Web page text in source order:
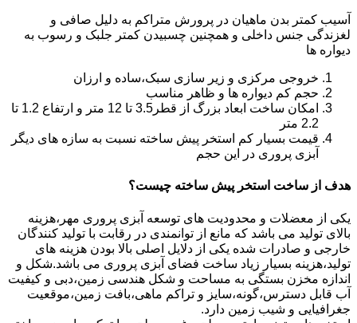
آسیب کمتر بدن ماهیان در پرورش متراکم به دلیل صافی و
لغزندگی جنس داخلی و همچنین چسبیدن کمتر جلبک و رسوب به
دیواره ها
خروجی مرکزی و زیر سازی سبک،ساده و ارزان
حجم کم دیواره ها و ظاهر مناسب
امکان ساخت ابعاد بزرگ از قطر3.5 تا 12 متر و ارتفاع 1.2 تا
2.2 متر
قیمت بسیار کم استخر پیش ساخته نسبت به سازه های دیگر
آبزی پروری در این حجم
هدف از ساخت استخر پیش ساخته چیست؟
یکی از معضلات و محدودیت های توسعه آبزی پروری مهر،هزینه
بالای تولید می باشد که مانع از توانمندی در رقابت با تولید کنندگان
خارجی و صادرات شده یکی از دلایل اصلی بالا بودن هزینه های
تولید،هزینه بسیار زیاد ساخت فضای آبزی پروری می باشد.شکل و
اندازه مخزن بستگی به مساحت و شکل هندسی زمین،دبی و کیفیت
آب قابل دسترس،گونه،سایز و تراکم ماهی،بافت زمین،موقعیت
جغرافیایی و شیب زمین دارد.